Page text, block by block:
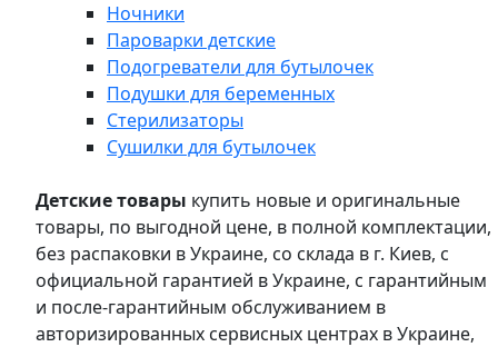
Ночники
Пароварки детские
Подогреватели для бутылочек
Подушки для беременных
Стерилизаторы
Сушилки для бутылочек
Детские товары купить новые и оригинальные
товары, по выгодной цене, в полной комплектации,
без распаковки в Украине, со склада в г. Киев, с
официальной гарантией в Украине, с гарантийным
и после-гарантийным обслуживанием в
авторизированных сервисных центрах в Украине,